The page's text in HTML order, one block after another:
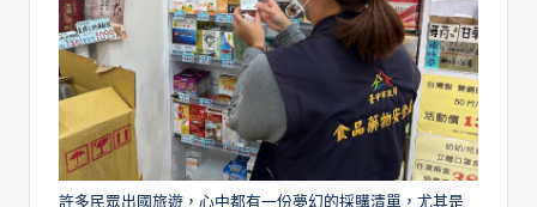
許多民眾出國旅遊，心中都有一份夢幻的採購清單，尤其是